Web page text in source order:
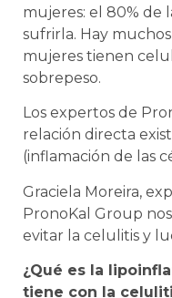
mujeres: el 80% de
sufrirla. Hay
mujeres tienen
sobrepeso.
Los expertos de
relación directa
(inflamación de las
Graciela Moreira,
PronoKal Group
evitar la celulitis y
¿Qué es la
tiene con la